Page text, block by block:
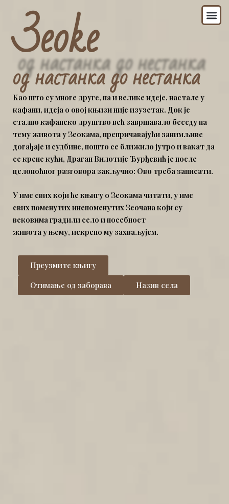
садржај
Зeoke
од настанка до нестанка
Као што су многе друге, па и велике идеје, настале у
кафани, идеја о овој књизи није изузетак. Док је
стално кафанско друштво већ завршавало беседу на
тему живота у Зеокама, препричавајући занимљиве
догађаје и судбине, пошто се ближило јутро и вакат да
се крене кући, Драган Вилотије Ђурђевић је после
целоноћног разговора закључио: Ово треба записати.
У име свих који ће књигу о Зеокама читати, у име
свих поменутих инепоменутих Зеочана који су
вековима градили село и посебност
живота у њему, искрено му захваљујем.
Преузмите књигу
Отимање од заборава
Назив села